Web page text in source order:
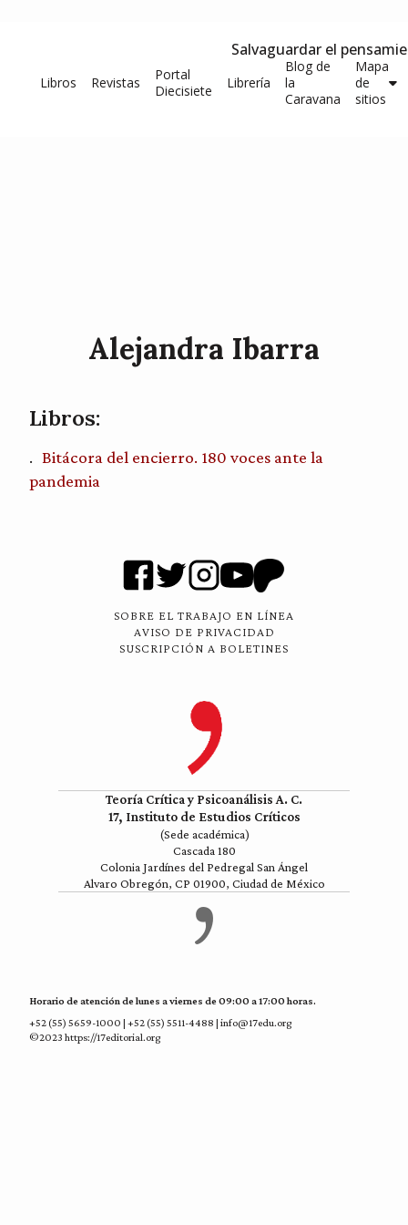
Salvaguardar el
Libros Revistas
Portal
Diecisiete
Librería
Blog de
la
Caravana
Mapa
de
sitios
Alejandra Ibarra
Libros:
Bitácora del encierro. 180 voces ante la
pandemia
SOBRE EL TRABAJO EN LÍNEA
AVISO DE PRIVACIDAD
SUSCRIPCIÓN A BOLETINES
Teoría Crítica y Psicoanálisis A. C.
17, Instituto de Estudios Críticos
(Sede académica)
Cascada 180
Colonia Jardínes del Pedregal San Ángel
Alvaro Obregón, CP 01900, Ciudad de México
Horario de atención de lunes a viernes de 09:00 a 17:00 horas.
+52 (55) 5659-1000 | +52 (55) 5511-4488 | info@17edu.org
©2023 https://17editorial.org